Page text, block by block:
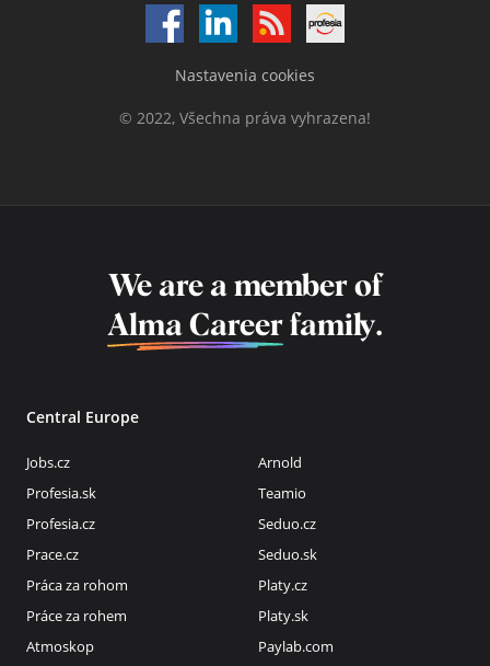
Nastavenia cookies
© 2022, Všechna práva vyhrazena!
We are a member of
Alma Career family.
Central Europe
Jobs.cz
Profesia.sk
Profesia.cz
Prace.cz
Práca za rohom
Práce za rohem
Atmoskop
Arnold
Teamio
Seduo.cz
Seduo.sk
Platy.cz
Platy.sk
Paylab.com